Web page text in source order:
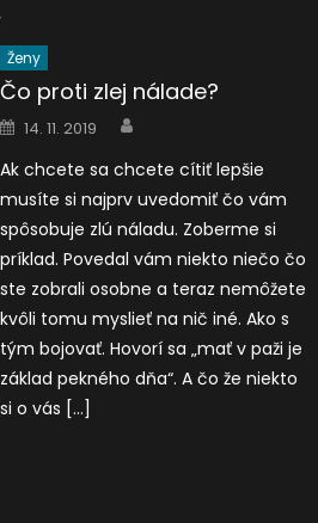
Ženy
Čo proti zlej nálade?
Posted
on
14. 11. 2019
Ak chcete sa chcete cítiť lepšie
musíte si najprv uvedomiť čo vám
spôsobuje zlú náladu. Zoberme si
príklad. Povedal vám niekto niečo čo
ste zobrali osobne a teraz nemôžete
kvôli tomu myslieť na nič iné. Ako s
tým bojovať. Hovorí sa „mať v paži je
základ pekného dňa“. A čo že niekto
si o vás […]